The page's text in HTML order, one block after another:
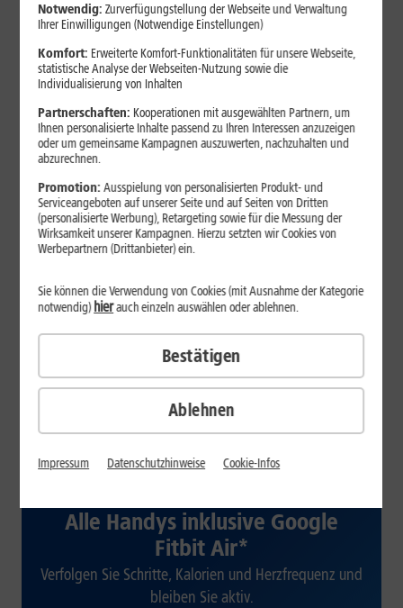
1&1 Internet
Jetzt unterbrechungsfrei ins sehr gute Netz wechseln.
Ohne doppelte Kosten.*
ab 29,99
€/Monat*
Verfügbarkeit prüfen
Alle Handys inklusive Google
Fitbit Air*
Verfolgen Sie Schritte, Kalorien und Herzfrequenz und
bleiben Sie aktiv.
Notwendig: Zurverfügungstellung der Webseite und Verwaltung
Ihrer Einwilligungen (Notwendige Einstellungen)
Komfort: Erweiterte Komfort-Funktionalitäten für unsere Webseite,
statistische Analyse der Webseiten-Nutzung sowie die
Individualisierung von Inhalten
Partnerschaften: Kooperationen mit ausgewählten Partnern, um
Ihnen personalisierte Inhalte passend zu Ihren Interessen anzuzeigen
oder um gemeinsame Kampagnen auszuwerten, nachzuhalten und
abzurechnen.
Promotion:Ausspielung von personalisierten Produkt- und
Serviceangeboten auf unserer Seite und auf Seiten von Dritten
(personalisierte Werbung), Retargeting sowie für die Messung der
Wirksamkeit unserer Kampagnen. Hierzu setzten wir Cookies von
Werbepartnern (Drittanbieter) ein.
Ablehnen
Sie können die Verwendung von Cookies (mit Ausnahme der Kategorie
notwendig)hierauch einzeln auswählen oder ablehnen.
Bestätigen
Impressum Datenschutzhinweise Cookie-Infos